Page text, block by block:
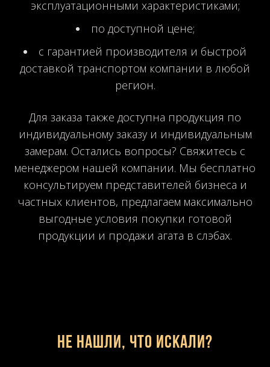
эксплуатационными характеристиками;
по доступной цене;
с гарантией производителя и быстрой
доставкой транспортом компании в любой
регион.
Для заказа также доступна продукция по
индивидуальному заказу и индивидуальным
замерам. Остались вопросы? Свяжитесь с
менеджером нашей компании. Мы бесплатно
консультируем представителей бизнеса и
частных клиентов, предлагаем максимально
выгодные условия покупки готовой
продукции и продажи агата в слэбах.
Не нашли, что искали?